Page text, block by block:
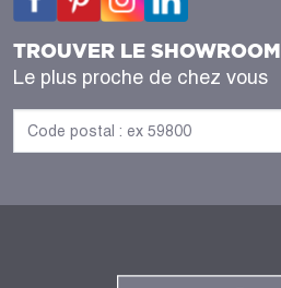
TROUVER LE SHOWROOM
Le plus proche de chez vous